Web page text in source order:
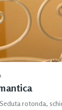
rotonda,